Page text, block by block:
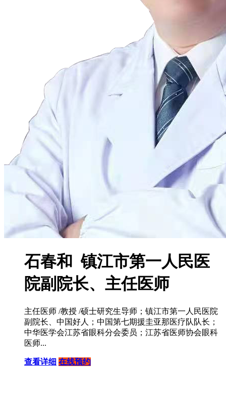
石春和 镇江市第一人民医
院副院长、主任医师
主任医师 /教授 /硕士研究生导师；镇江市第一人民医院
副院长、中国好人；中国第七期援圭亚那医疗队队长；
中华医学会江苏省眼科分会委员；江苏省医师协会眼科
医师...
查看详细 在线预约